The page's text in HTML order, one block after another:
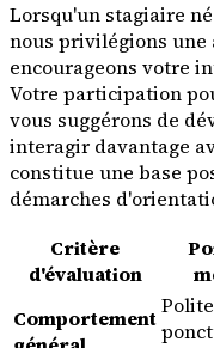
Lorsqu'un stagiaire
nous privilégions une
encourageons votre
Votre participation
vous suggérons de
interagir davantage
constitue une base
démarches
Critère
d'évaluation
Comportement